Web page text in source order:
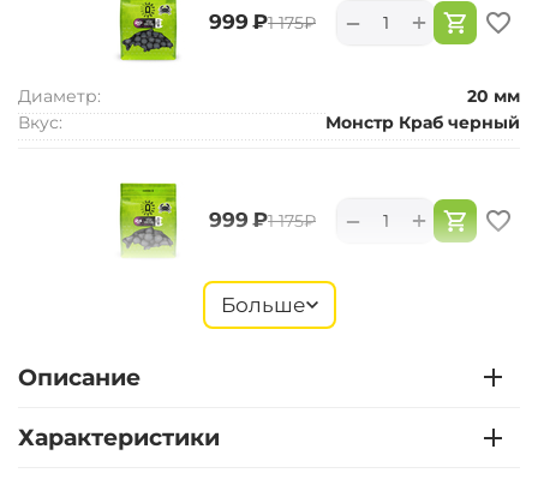
‍999‍ ₽‍1 175‍₽ +
−
Диаметр:
20 мм
Вкус:
Монстр Краб черный
‍999‍ ₽‍1 175‍₽ +
−
Монстр Краб черный
Больше
Описание
Характеристики